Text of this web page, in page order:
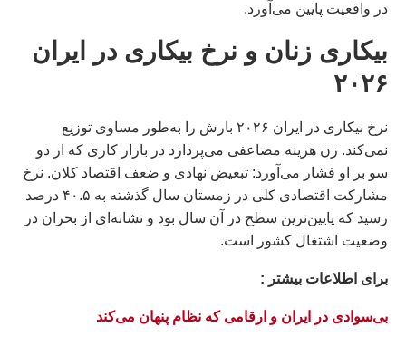
در واقعیت پایین می‌آورد.
بیکاری زنان و نرخ بيكارى در ايران
۲۰۲۶
نرخ بیکاری در ایران ۲۰۲۶ بارش را به‌طور مساوی توزیع
نمی‌کند. زن هزینه مضاعفی می‌پردازد در بازار کاری که از دو
سو بر او فشار می‌آورد: تبعیض نهادی و ضعف اقتصاد کلان. نرخ
مشارکت اقتصادی کلی در زمستان سال گذشته به ۴۰.۵ درصد
رسید که پایین‌ترین سطح در آن سال بود و نشانه‌ای از بحران در
وضعیت اشتغال کشور است.
براى اطلاعات بيشتر :
بی‌سوادی در ایران و ارقامی که نظام پنهان می‌کند